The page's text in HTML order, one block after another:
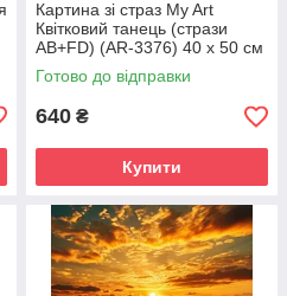
Картина зі страз My Art
Квітковий танець (стрази
AB+FD) (AR-3376) 40 х 50 см
(На підрамнику)
Готово до відправки
640 ₴
Купити